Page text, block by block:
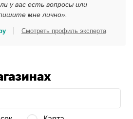
у вас есть вопросы или
мне лично».
Смотреть профиль эксперта